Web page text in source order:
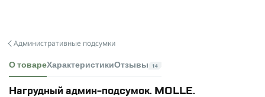
Административные подсумки
О товареХарактеристикиОтзывы 14
Нагрудный админ-подсумок. MOLLE.